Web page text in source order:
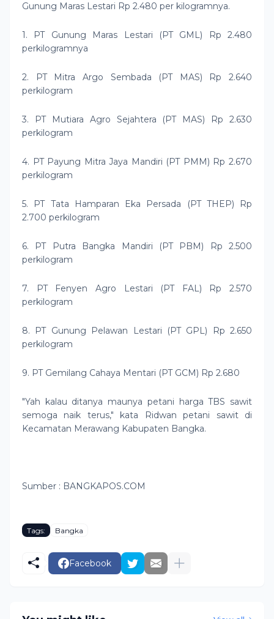
Gunung Maras Lestari Rp 2.480 per kilogramnya.
1. PT Gunung Maras Lestari (PT GML) Rp 2.480
perkilogramnya
2. PT Mitra Argo Sembada (PT MAS) Rp 2.640
perkilogram
3. PT Mutiara Agro Sejahtera (PT MAS) Rp 2.630
perkilogram
4. PT Payung Mitra Jaya Mandiri (PT PMM) Rp 2.670
perkilogram
5. PT Tata Hamparan Eka Persada (PT THEP) Rp
2.700 perkilogram
6. PT Putra Bangka Mandiri (PT PBM) Rp 2.500
perkilogram
7. PT Fenyen Agro Lestari (PT FAL) Rp 2.570
perkilogram
8. PT Gunung Pelawan Lestari (PT GPL) Rp 2.650
perkilogram
9. PT Gemilang Cahaya Mentari (PT GCM) Rp 2.680
"Yah kalau ditanya maunya petani harga TBS sawit
semoga naik terus," kata Ridwan petani sawit di
Kecamatan Merawang Kabupaten Bangka.
Sumber : BANGKAPOS.COM
Tags: Bangka
Facebook